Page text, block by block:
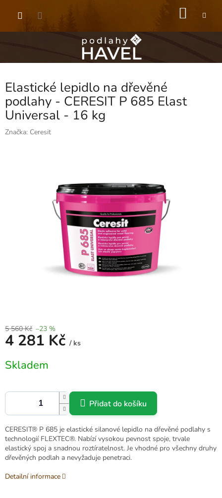
Elastické lepidlo na dřevěné
podlahy - CERESIT P 685 Elast
Universal - 16 kg
Značka: Ceresit
5 560 Kč –23 %
4 281 Kč / ks
cena:
Skladem
Přidat do košíku
CERESIT® P 685 je elastické silanové lepidlo na dřevěné podlahy s
technologií FLEXTEC®. Nabízí vysokou pevnost spoje, trvale
elastický spoj a snadnou roztíratelnost. Je vhodné pro všechny druhy
dřevěných podlah a nevyžaduje penetraci.
Detailní informace